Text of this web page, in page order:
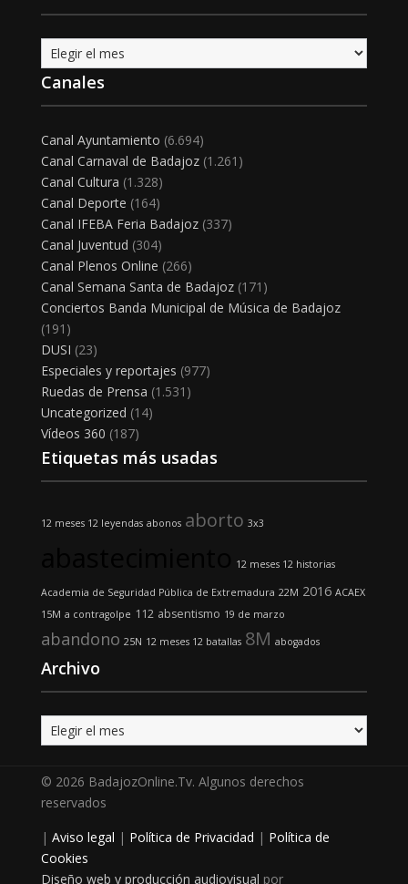
Archivo
Canales
Canal Ayuntamiento (6.694)
Canal Carnaval de Badajoz(1.261)
Canal Cultura (1.328)
Canal Deporte (164)
Canal IFEBA Feria Badajoz(337)
Canal Juventud (304)
Canal Plenos Online (266)
Canal Semana Santa de Badajoz(171)
Conciertos Banda Municipal de Música de Badajoz
(191)
DUSI (23)
Especiales y reportajes (977)
Ruedas de Prensa (1.531)
Uncategorized (14)
Vídeos 360 (187)
Etiquetas más usadas
12 meses 12 leyendas abonos aborto 3x3
12 meses 12 historias
Academia de Seguridad Pública de Extremadura 22M 2016 ACAEX
15M a contragolpe 112 absentismo 19 de marzo
abandono 25N 12 meses 12 batallas 8M abogados
Archivo
Archivo
© 2026 BadajozOnline.Tv. Algunos derechos
reservados
| Aviso legal | Política de Privacidad | Política de
Cookies
Diseño web y producción audiovisual por